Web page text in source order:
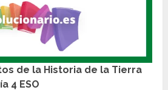
de la Historia de la Tierra
4 ESO